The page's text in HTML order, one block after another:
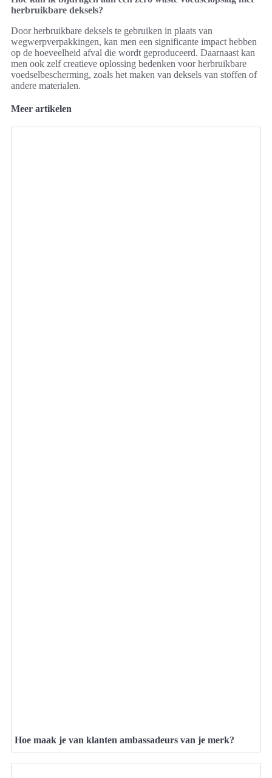
herbruikbare deksels?
Door herbruikbare deksels te gebruiken in plaats van
wegwerpverpakkingen, kan men een significante impact hebben
op de hoeveelheid afval die wordt geproduceerd. Daarnaast kan
men ook zelf creatieve oplossing bedenken voor herbruikbare
voedselbescherming, zoals het maken van deksels van stoffen of
andere materialen.
Meer artikelen
Hoe maak je van klanten ambassadeurs van je merk?